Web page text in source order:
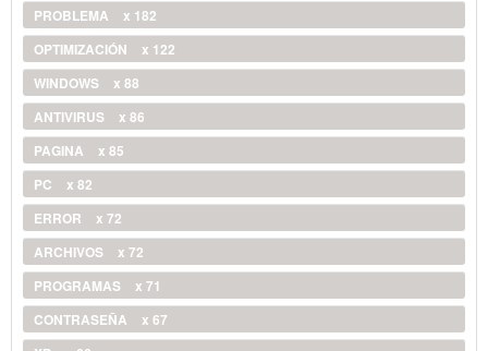
PROBLEMA
x 182
OPTIMIZACIÓN
x 122
WINDOWS
x 88
ANTIVIRUS
x 86
PAGINA
x 85
PC
x 82
ERROR
x 72
ARCHIVOS
x 72
PROGRAMAS
x 71
CONTRASEÑA
x 67